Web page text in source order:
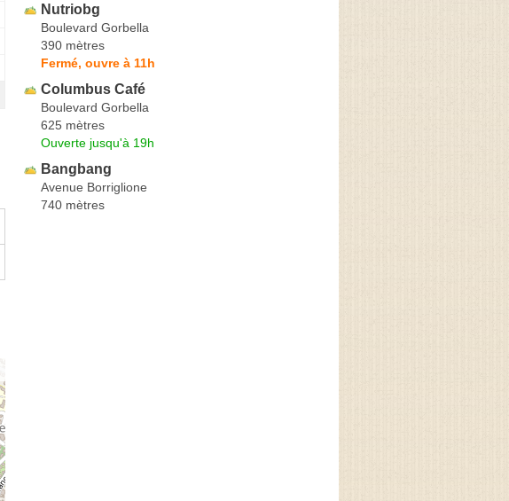
Nutriobg
Boulevard Gorbella
390 mètres
Fermé, ouvre à 11h
Columbus Café
Boulevard Gorbella
625 mètres
Ouverte jusqu'à 19h
Bangbang
Avenue Borriglione
740 mètres